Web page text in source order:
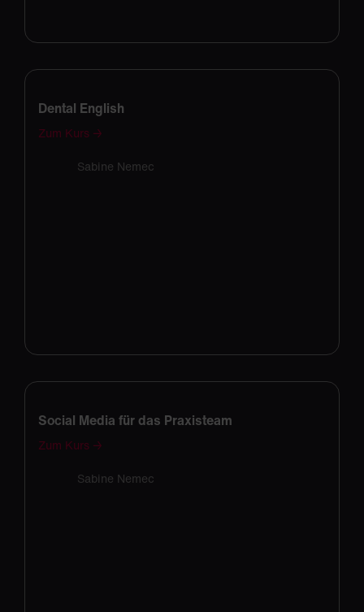
Dental English
Zum Kurs →
Sabine Nemec
Social Media für das Praxisteam
Zum Kurs →
Sabine Nemec